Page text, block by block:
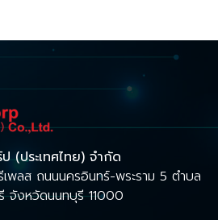
(ประเทศไทย) จำกัด
พลส ถนนนครอินทร์-พระราม 5 ตำบล
จังหวัดนนทบุรี 11000